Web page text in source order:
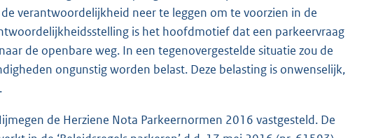
verantwoordelijkheid neer te leggen om te voorzien in de
is het hoofdmotief dat een parkeervraag
de openbare weg. In een tegenovergestelde situatie zou de
ongunstig worden belast. Deze belasting is onwenselijk,
de Herziene Nota Parkeernormen 2016 vastgesteld. De